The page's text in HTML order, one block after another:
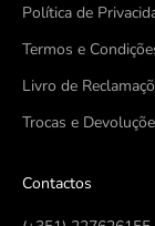
Política de
Termos e
Livro de
Trocas e
Contactos